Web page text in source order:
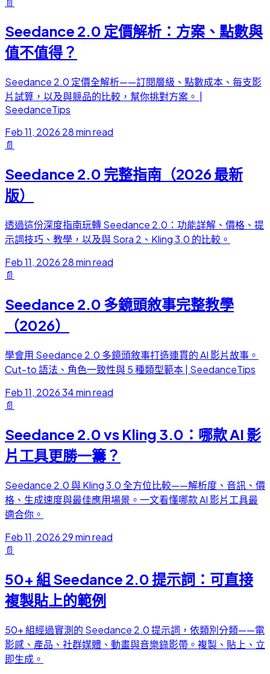
Seedance 2.0 定價解析：方案、點數與
值不值得？
Seedance 2.0 定價全解析——訂閱層級、點數成本、每支影
片試算，以及與競品的比較，幫你挑對方案。 |
SeedanceTips
Feb 11, 2026 28 min read
📄
Seedance 2.0 完整指南（2026 最新
版）
透過這份深度指南玩轉 Seedance 2.0：功能詳解、價格、提
示詞技巧、教學，以及與 Sora 2、Kling 3.0 的比較。
Feb 11, 2026 28 min read
📄
Seedance 2.0 多鏡頭敘事完整教學
（2026）
學會用 Seedance 2.0 多鏡頭敘事打造連貫的 AI 影片故事。
Cut-to 語法、角色一致性與 5 種類型範本 | SeedanceTips
Feb 11, 202634 min read
📄
Seedance 2.0 vs Kling 3.0：哪款 AI 影
片工具更勝一籌？
Seedance 2.0 與 Kling 3.0 全方位比較——解析度、音訊、價
格、生成速度與最佳應用場景。一文看懂哪款 AI 影片工具最
適合你。
Feb 11, 2026 29 min read
📄
50+ 組 Seedance 2.0 提示詞：可直接
複製貼上的範例
50+ 組經過實測的 Seedance 2.0 提示詞，依類別分類——電
影感、產品、社群媒體、動畫與音樂錄影帶。複製、貼上、立
即生成。